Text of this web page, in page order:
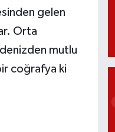
gelen
Orta
mutlu
coğrafya ki